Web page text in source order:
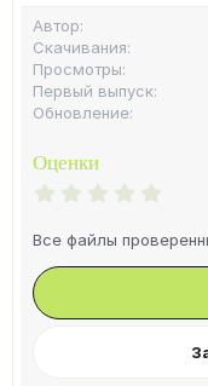
Автор
Скачивания
Просмотры
Первый выпуск
Обновление
Оценки
0
з
з
Все файлы